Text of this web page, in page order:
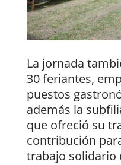
La jornada
30 feriantes,
puestos
además la
que ofreció su
contribución
trabajo solidario